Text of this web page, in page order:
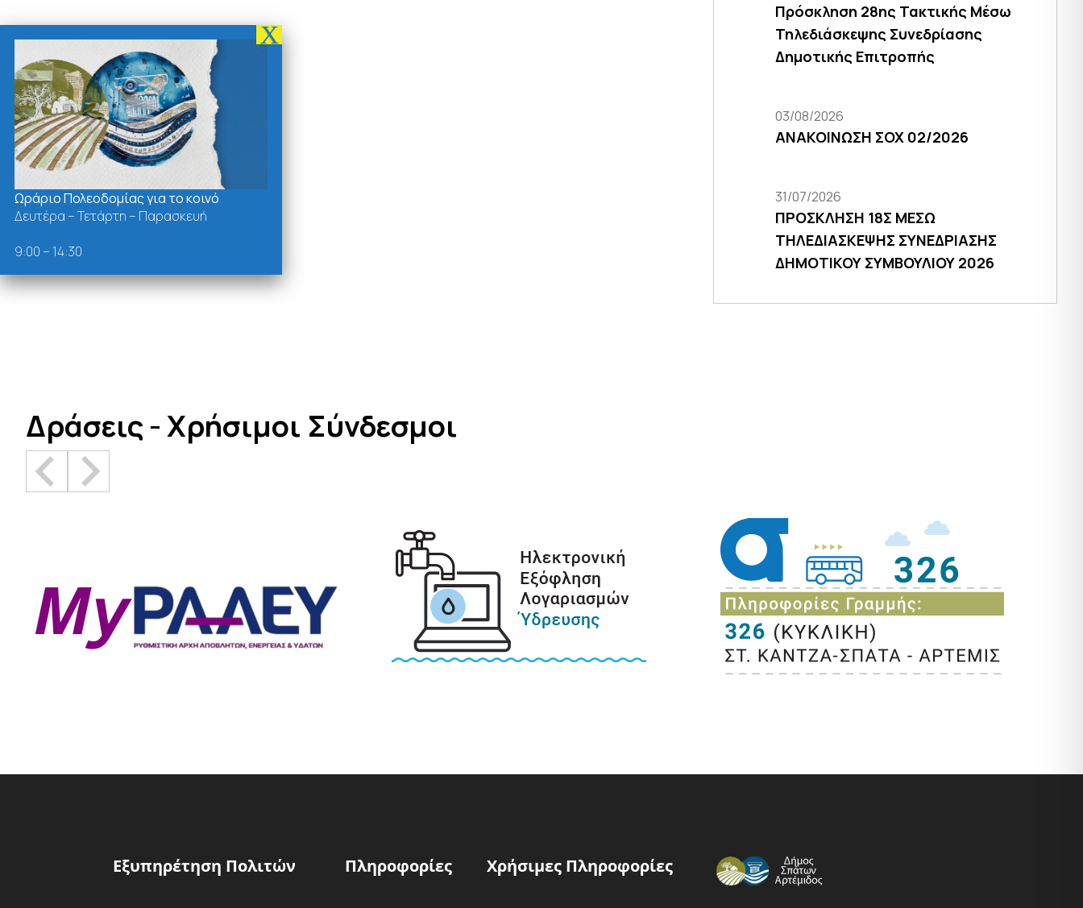
Πρόσκληση 28ης Τακτικής Μέσω
Τηλεδιάσκεψης Συνεδρίασης
Δημοτικής Επιτροπής
03/08/2026
ΑΝΑΚΟΙΝΩΣΗ ΣΟΧ 02/2026
31/07/2026
ΠΡΟΣΚΛΗΣΗ 18Σ ΜΕΣΩ
ΤΗΛΕΔΙΑΣΚΕΨΗΣ ΣΥΝΕΔΡΙΑΣΗΣ
ΔΗΜΟΤΙΚΟΥ ΣΥΜΒΟΥΛΙΟΥ 2026
Δράσεις - Χρήσιμοι Σύνδεσμοι
Εξυπηρέτηση Πολιτών Πληροφορίες Χρήσιμες Πληροφορίες
Ωράριο Πολεοδομίας για το κοινό
Δευτέρα – Τετάρτη – Παρασκευή
9:00 – 14:30